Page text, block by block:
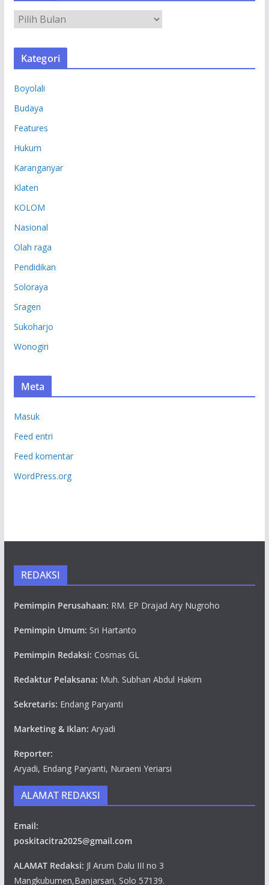
R
S
Kategori
Boyolali
Budaya
Features
Hukum
Karanganyar
Klaten
KOLOM
Nasional
Olah raga
Pendidikan
Soloraya
Sragen
Sukoharjo
Wonogiri
Meta
Masuk
Feed entri
Feed komentar
WordPress.org
REDAKSI
Pemimpin Perusahaan: RM. EP Drajad Ary Nugroho
Pemimpin Umum: Sri Hartanto
Pemimpin Redaksi: Cosmas GL
Redaktur Pelaksana: Muh. Subhan Abdul Hakim
Sekretaris: Endang Paryanti
Marketing & Iklan: Aryadi
Reporter:
Aryadi, Endang Paryanti, Nuraeni Yeriarsi
ALAMAT REDAKSI
Email:
poskitacitra2025@gmail.com
ALAMAT Redaksi: Jl Arum Dalu III no 3
Mangkubumen,Banjarsari, Solo 57139.